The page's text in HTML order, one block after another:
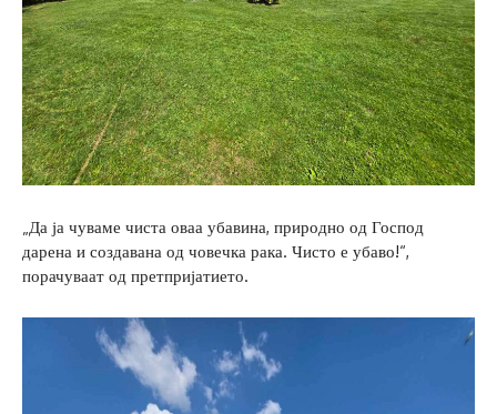
„Да ја чуваме чиста оваа убавина, природно од Господ
дарена и создавана од човечка рака. Чисто е убаво!“,
порачуваат од претпријатието.